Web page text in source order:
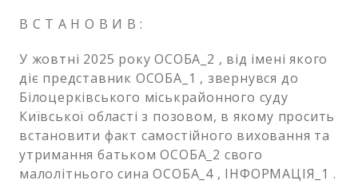
В С Т А Н О В И В :
У жовтні 2025 року ОСОБА_2 , від імені якого
діє представник ОСОБА_1 , звернувся до
Білоцерківського міськрайонного суду
Київської області з позовом, в якому просить
встановити факт самостійного виховання та
утримання батьком ОСОБА_2 свого
малолітнього сина ОСОБА_4 , ІНФОРМАЦІЯ_1 .